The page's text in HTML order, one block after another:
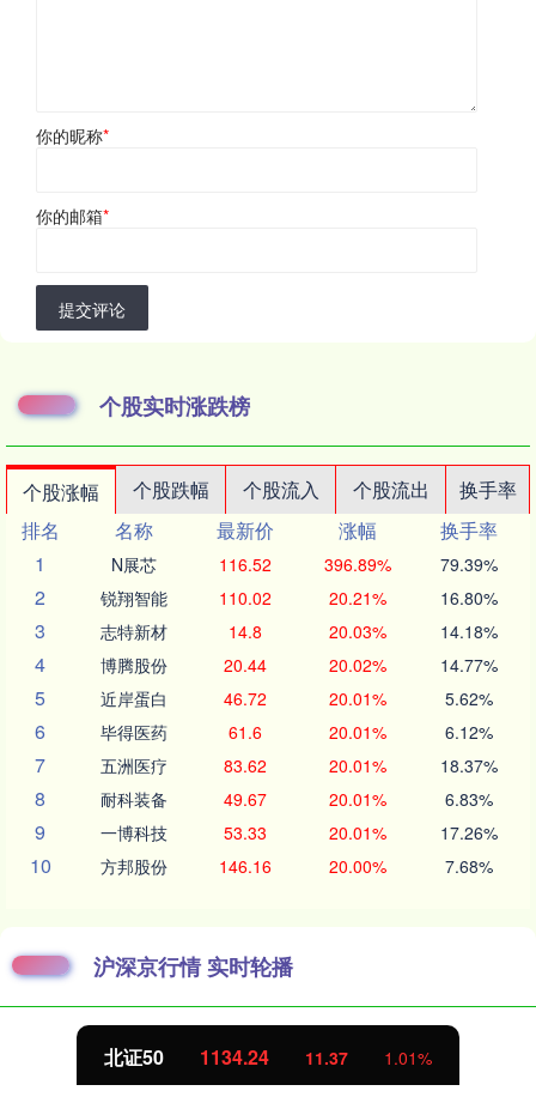
你的昵称*
你的邮箱*
提交评论
个股实时涨跌榜
个股涨幅 个股跌幅 个股流入 个股流出
换手率
排名
名称 最新价 涨幅
换手率
1
N展芯 116.52 396.89% 79.39%
2 锐翔智能 110.02 20.21% 16.80%
3 志特新材 14.8 20.03% 14.18%
4 博腾股份 20.44 20.02% 14.77%
5 近岸蛋白 46.72 20.01% 5.62%
6 毕得医药 61.6 20.01% 6.12%
7 五洲医疗 83.62 20.01% 18.37%
8 耐科装备 49.67 20.01% 6.83%
9 一博科技 53.33 20.01% 17.26%
10 方邦股份 146.16 20.00% 7.68%
沪深京行情 实时轮播
北证50 1134.24 11.37 1.01%